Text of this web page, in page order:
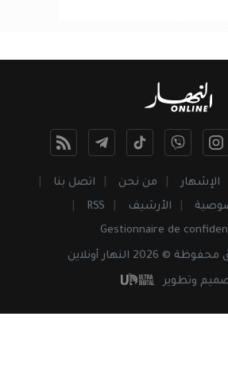
الإشهار من نحن
اتصل بنا
الأرشيف
RSS
Gestionnaire de
محفوظة © 2026 النهار أونلاين
وتطوير